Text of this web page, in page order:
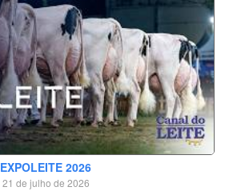
EXPOLEITE 2026
21 de julho de 2026